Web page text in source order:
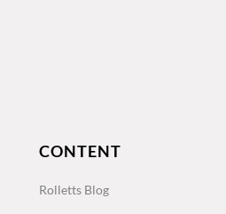
CONTENT
Rolletts Blog